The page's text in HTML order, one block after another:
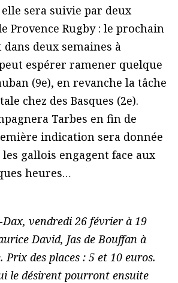
sera suivie par deux
Provence Rugby : le prochain
deux semaines à
espérer ramener quelque
(9e), en revanche la tâche
chez des Basques (2e).
Tarbes en fin de
indication sera donnée
gallois engagent face aux
heures…
vendredi 26 février à 19
David, Jas de Bouffan à
Prix des places : 5 et 10 euros.
le désirent pourront ensuite